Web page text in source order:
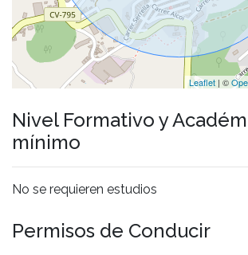
Leaflet | ©
Nivel Formativo y
mínimo
No se requieren estudios
Permisos de Conducir